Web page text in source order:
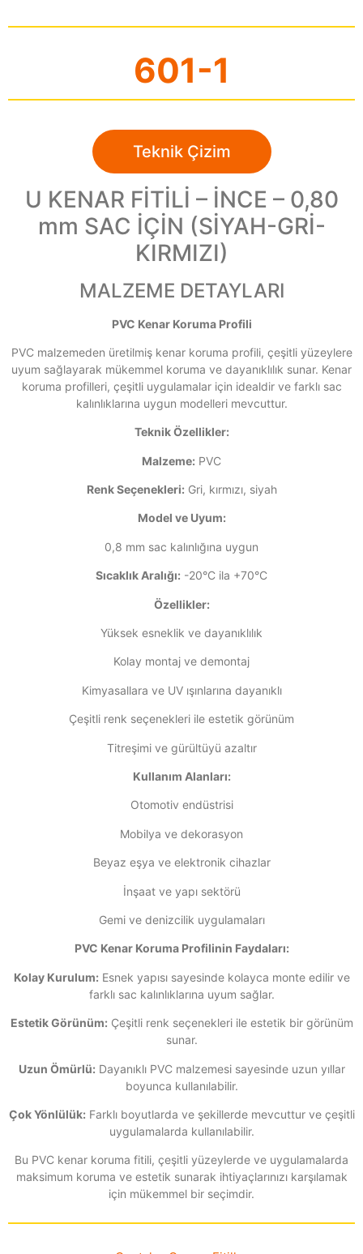
601-1
Teknik Çizim
U KENAR FİTİLİ – İNCE – 0,80
mm SAC İÇİN (SİYAH-GRİ-
KIRMIZI)
MALZEME DETAYLARI
PVC Kenar Koruma Profili
PVC malzemeden üretilmiş kenar koruma profili, çeşitli yüzeylere
uyum sağlayarak mükemmel koruma ve dayanıklılık sunar. Kenar
koruma profilleri, çeşitli uygulamalar için idealdir ve farklı sac
kalınlıklarına uygun modelleri mevcuttur.
Teknik Özellikler:
Malzeme: PVC
Renk Seçenekleri: Gri, kırmızı, siyah
Model ve Uyum:
0,8 mm sac kalınlığına uygun
Sıcaklık Aralığı: -20°C ila +70°C
Özellikler:
Yüksek esneklik ve dayanıklılık
Kolay montaj ve demontaj
Kimyasallara ve UV ışınlarına dayanıklı
Çeşitli renk seçenekleri ile estetik görünüm
Titreşimi ve gürültüyü azaltır
Kullanım Alanları:
Otomotiv endüstrisi
Mobilya ve dekorasyon
Beyaz eşya ve elektronik cihazlar
İnşaat ve yapı sektörü
Gemi ve denizcilik uygulamaları
PVC Kenar Koruma Profilinin Faydaları:
Kolay Kurulum: Esnek yapısı sayesinde kolayca monte edilir ve
farklı sac kalınlıklarına uyum sağlar.
Estetik Görünüm: Çeşitli renk seçenekleri ile estetik bir görünüm
sunar.
Uzun Ömürlü: Dayanıklı PVC malzemesi sayesinde uzun yıllar
boyunca kullanılabilir.
Çok Yönlülük: Farklı boyutlarda ve şekillerde mevcuttur ve çeşitli
uygulamalarda kullanılabilir.
Bu PVC kenar koruma fitili, çeşitli yüzeylerde ve uygulamalarda
maksimum koruma ve estetik sunarak ihtiyaçlarınızı karşılamak
için mükemmel bir seçimdir.